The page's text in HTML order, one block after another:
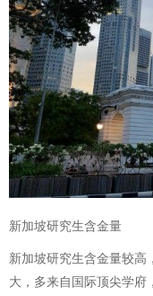
新加坡研究生含金量
新加坡研究生含金量较高
大，多来自国际顶尖学府